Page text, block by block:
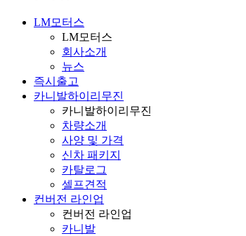
LM모터스
LM모터스
회사소개
뉴스
즉시출고
카니발하이리무진
카니발하이리무진
차량소개
사양 및 가격
신차 패키지
카탈로그
셀프견적
컨버전 라인업
컨버전 라인업
카니발